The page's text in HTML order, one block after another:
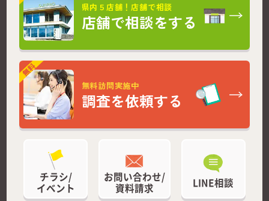
県内５店舗！店舗で相談
店舗で相談をする
無料訪問実施中
調査を依頼する
チラシ/
イベント
お問い合わせ/
資料請求
LINE相談